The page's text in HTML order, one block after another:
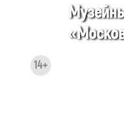
14+